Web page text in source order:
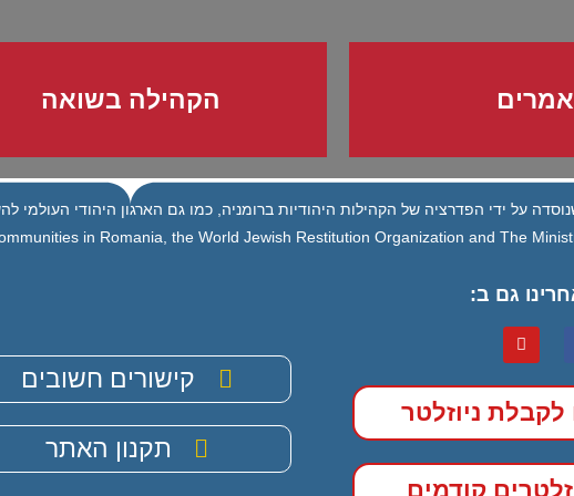
הקהילה בשואה
על ידי הפדרציה של הקהילות היהודיות ברומניה, כמו גם הארגון היהודי העולמי
in Romania, the World Jewish Restitution Organization and The
גם ב:
ניוזלטר
קודמים
קישורים חשובים
תקנון האתר